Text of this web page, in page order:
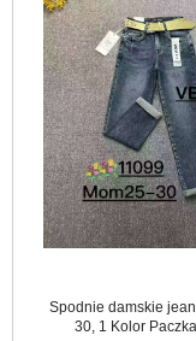
Spodnie damskie
30, 1 Kolor